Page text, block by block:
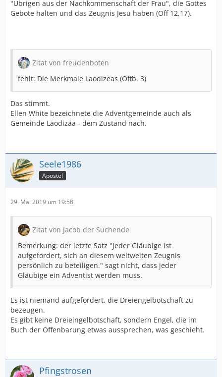
"Übrigen aus der Nachkommenschaft der Frau", die Gottes
Gebote halten und das Zeugnis Jesu haben (Off 12,17).
Zitat von freudenboten
fehlt: Die Merkmale Laodizeas (Offb. 3)
Das stimmt.
Ellen White bezeichnete die Adventgemeinde auch als
Gemeinde Laodizäa - dem Zustand nach.
Seele1986
Apostel
29. Mai 2019 um 19:58
Zitat von Jacob der Suchende
Bemerkung: der letzte Satz "Jeder Gläubige ist
aufgefordert, sich an diesem weltweiten Zeugnis
persönlich zu beteiligen." sagt nicht, dass jeder
Gläubige ein Adventist werden muss.
Es ist niemand aufgefordert, die Dreiengelbotschaft zu
bezeugen.
Es gibt keine Dreieingelbotschaft, sondern Engel, die im
Buch der Offenbarung etwas aussprechen, was geschieht.
Pfingstrosen